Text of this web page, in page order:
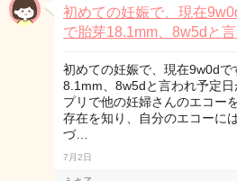
初めての妊娠で、現在
で胎芽18.1mm、8w5dと
初めての妊娠で、現在9w0dで
8.1mm、8w5dと言われ予定
プリで他の妊婦さんのエコー
存在を知り、自分のエコーに
づ…
7月2日